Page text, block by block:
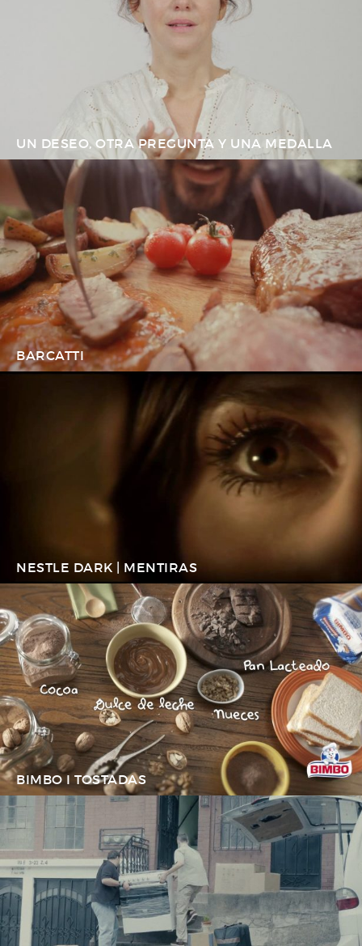
UN DESEO, OTRA PREGUNTA Y UNA MEDALLA
BARCATTI
NESTLE DARK | MENTIRAS
BIMBO I TOSTADAS